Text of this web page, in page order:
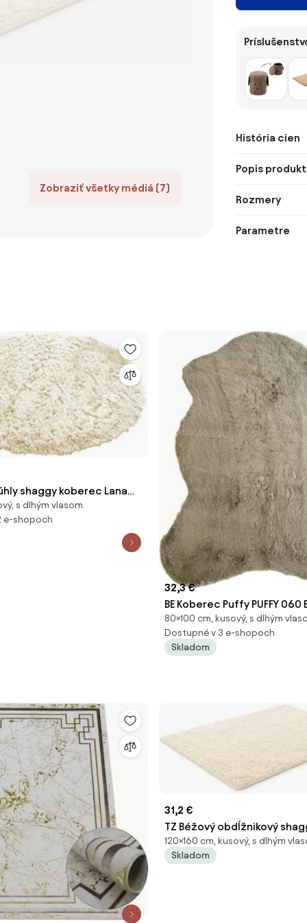
Zobraziť všetky médiá (7)
História cien
Popis
Rozmery
Parametre
shaggy koberec Lana
cms dlhým vlasom
e-shopoch
32,3 €
BE Koberec Puffy PUFFY 060
béžový obdĺžnikový
cm
80×100 cm, kusový, s dlhým
Dostupné v 3 e-shopoch
Skladom
31,2 €
TZ Béžový obdĺžnikový
Lana Rozmer: 120x160 cm
120×160 cm, kusový, s dlhým
Skladom